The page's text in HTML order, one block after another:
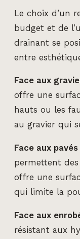
Le choix d’un
budget et de
drainant se
entre
Face aux
offre une
hauts ou les
au gravier qui
Face aux
permettent
offre une
qui limite la
Face aux
résistant aux